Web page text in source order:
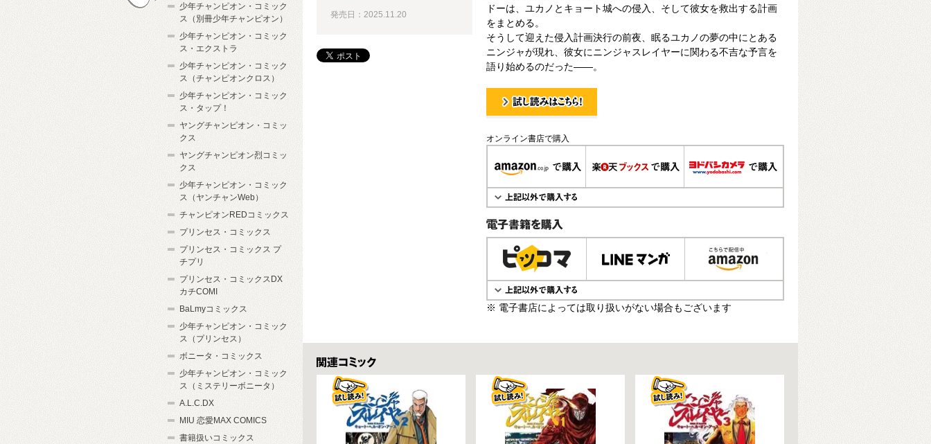
ドーは、ユカノとキョート城への侵入、そして彼女を救出する計画
をまとめる。
そうして迎えた侵入計画決行の前夜、眠るユカノの夢の中にとある
ニンジャが現れ、彼女にニンジャスレイヤーに関わる不吉な予言を
語り始めるのだった――。
オンライン書店で購入
電子書籍で購入
※ 電子書店によっては取り扱いがない場合もございます
発売日：2025.11.20
関連コミックス
少年チャンピオン・コミック
ス（別冊少年チャンピオン）
少年チャンピオン・コミック
ス・エクストラ
少年チャンピオン・コミック
ス（チャンピオンクロス）
少年チャンピオン・コミック
ス・タップ！
ヤングチャンピオン・コミッ
クス
ヤングチャンピオン烈コミッ
クス
少年チャンピオン・コミック
ス（ヤンチャンWeb）
チャンピオンREDコミックス
プリンセス・コミックス
プリンセス・コミックス プ
チプリ
プリンセス・コミックスDX
カチCOMI
BaLmyコミックス
少年チャンピオン・コミック
ス（プリンセス）
ボニータ・コミックス
少年チャンピオン・コミック
ス（ミステリーボニータ）
A.L.C.DX
MIU 恋愛MAX COMICS
書籍扱いコミックス